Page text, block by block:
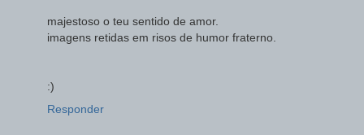
majestoso o teu sentido de amor.
imagens retidas em risos de humor fraterno.
:)
Responder